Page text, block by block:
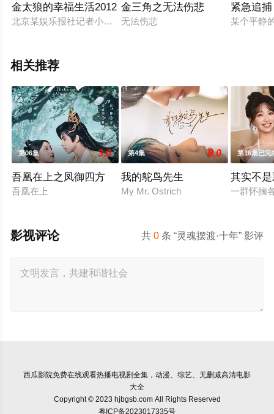
金太狼的幸福生活2012
北京某娱乐报社记者小米（李小璐 饰）与妇产科医生金亮（王
金三角之无法伤悲
无法伤悲
紧急追捕
某个平静
相关推荐
第06集 3.0
吾凰在上之凤御四方
吾凰在上
第4集 8.0
我的鸵鸟先生
My Mr. Ostrich
第16集已完
其实不
一群怀揣
共0 条 “灵魂摆渡·十年” 影评
影视评论
西瓜影院免费在线观看热播电视剧全集，动漫、综艺、无删减高清电影
大全
Copyright © 2023 hjbgsb.com All Rights Reserved
粤ICP备2023017335号